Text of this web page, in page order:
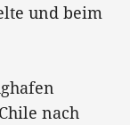
und beim
nach